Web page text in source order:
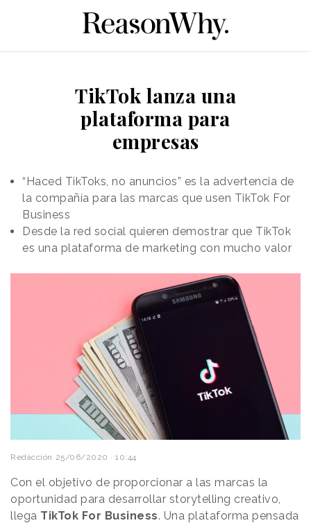
TikTok lanza una
plataforma para
empresas
“Haced TikToks, no anuncios” es la advertencia de
la compañía para las marcas que usen TikTok For
Business
Desde la red social quieren demostrar que TikTok
es una plataforma de marketing con mucho valor
Redacción 25/06/2020 · 10:44
Con el objetivo de proporcionar a las marcas la
oportunidad para desarrollar storytelling creativo,
llega TikTok For Business. Una plataforma pensada